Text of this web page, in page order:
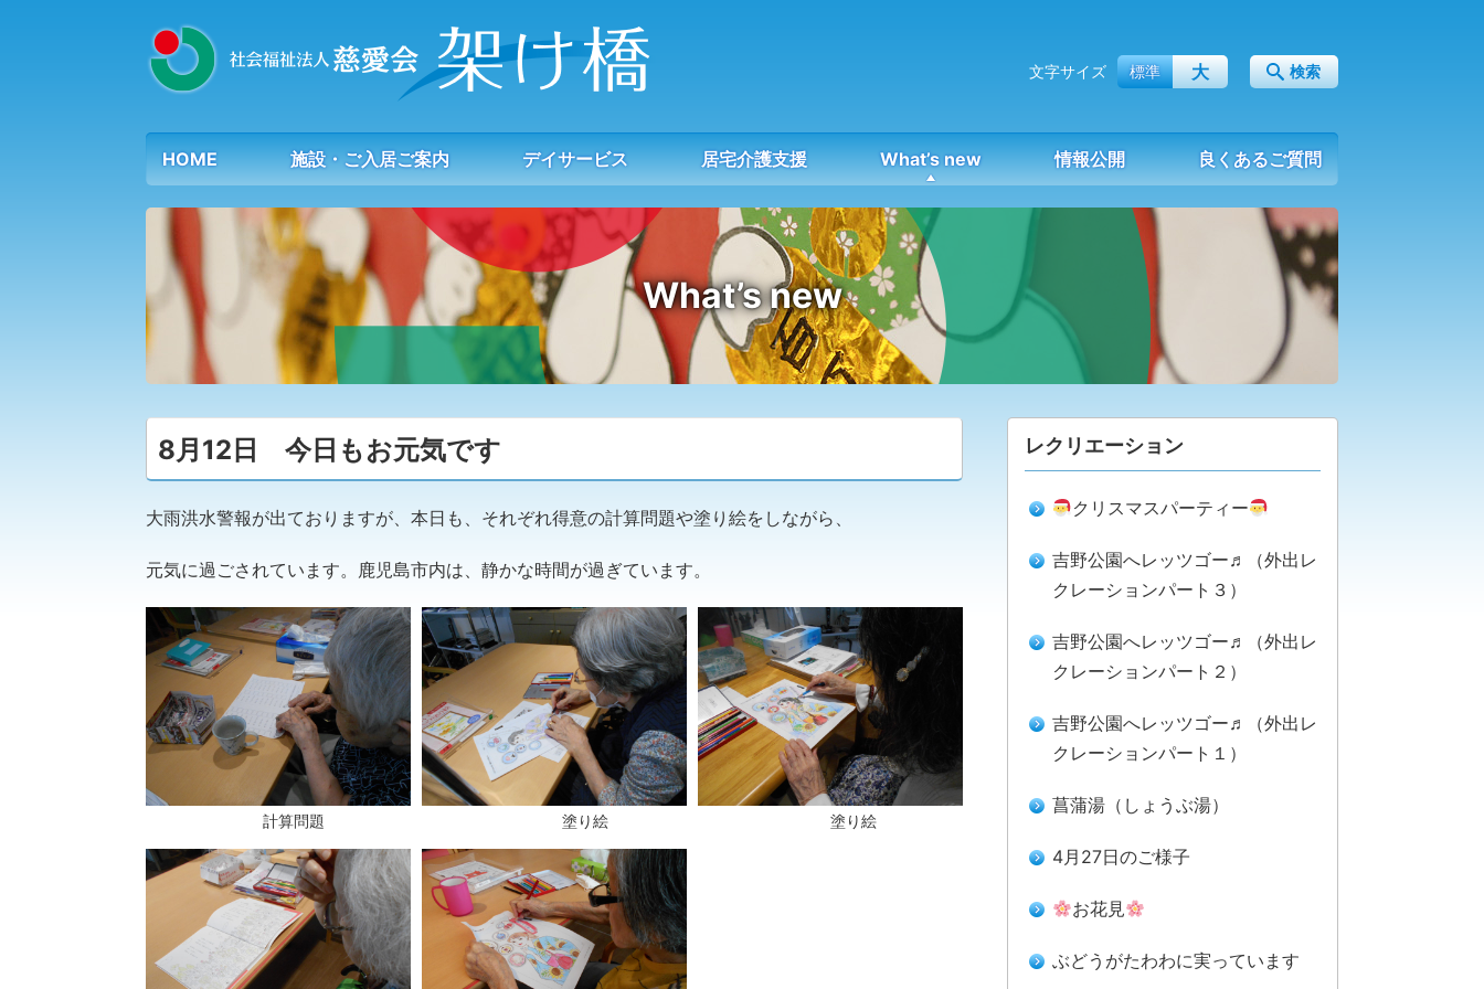
HOME 施設・ご入居ご案内 デイサービス 居宅介護支援 What’s new 情報公開 良くあるご質問
検索
文字サイズ 標準 大
What’s new
8月12日 今日もお元気です
大雨洪水警報が出ておりますが、本日も、それぞれ得意の計算問題や塗り絵をしながら、
元気に過ごされています。鹿児島市内は、静かな時間が過ぎています。
計算問題 塗り絵 塗り絵
レクリエーション
クリスマスパーティー
吉野公園へレッツゴー♬（外出レ
クレーションパート３）
吉野公園へレッツゴー♬（外出レ
クレーションパート２）
吉野公園へレッツゴー♬（外出レ
クレーションパート１）
菖蒲湯（しょうぶ湯）
4月27日のご様子
お花見
ぶどうがたわわに実っています